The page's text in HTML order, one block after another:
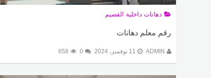
دهانات داخلية القصيم
رقم معلم دهانات
ADMIN 11 نوفمبر، 2024 0
658